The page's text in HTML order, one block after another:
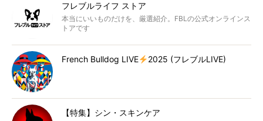
フレブルライフ ストア
本当にいいものだけを、厳選紹介。FBLの公式オンラインス
トアです
French Bulldog LIVE 2025 (フレブルLIVE)
【特集】シン・スキンケア